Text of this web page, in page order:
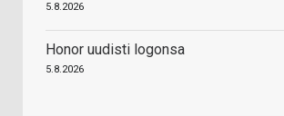
5.8.2026
Honor uudisti logonsa
5.8.2026